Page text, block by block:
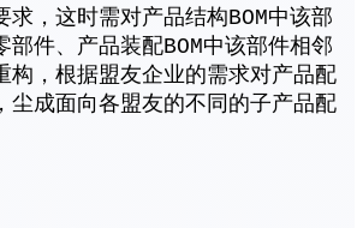
求，这时需对产品结构BOM中该部
部件、产品装配BOM中该部件相邻
构，根据盟友企业的需求对产品配
尘成面向各盟友的不同的子产品配